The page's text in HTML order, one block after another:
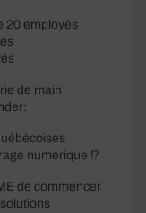
20 employés
de main
numérique ⁉️
de commencer